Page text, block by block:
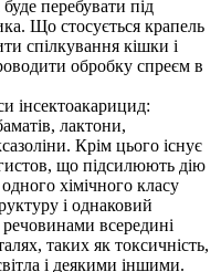
перебувати під
Що стосується крапель
спілкування кішки і
обробку спреєм в
інсектоакарицид:
лактони,
Крім цього існує
що підсилюють дію
хімічного класу
і однаковий
речовинами всередині
таких як токсичність,
і деякими іншими.